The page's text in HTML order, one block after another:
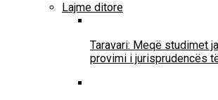
Lajme ditore
Taravari: Meqë studimet
provimi i jurisprudencës